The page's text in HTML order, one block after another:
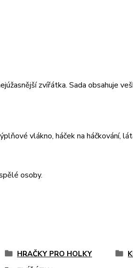
zvířátka. Sada obsahuje
vlákno, háček na háčkování,
osoby.
HRAČKY PRO HOLKY